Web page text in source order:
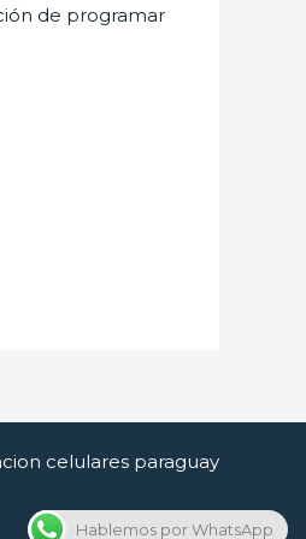
de programar
celulares paraguay
Hablemos por WhatsApp